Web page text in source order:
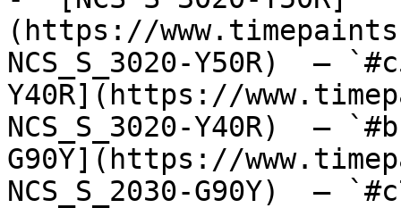
(https://
NCS_S_3020-Y50R)  —
Y40R](https://
NCS_S_3020-Y40R)  —
G90Y](https://
NCS_S_2030-G90Y)  —